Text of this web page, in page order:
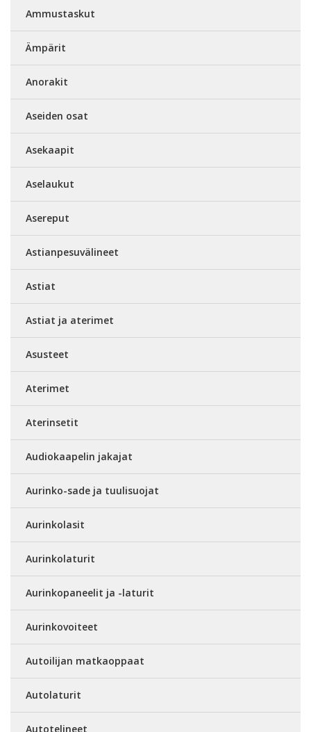
Ammustaskut
Ämpärit
Anorakit
Aseiden osat
Asekaapit
Aselaukut
Asereput
Astianpesuvälineet
Astiat
Astiat ja aterimet
Asusteet
Aterimet
Aterinsetit
Audiokaapelin jakajat
Aurinko-sade ja tuulisuojat
Aurinkolasit
Aurinkolaturit
Aurinkopaneelit ja -laturit
Aurinkovoiteet
Autoilijan matkaoppaat
Autolaturit
Autotelineet